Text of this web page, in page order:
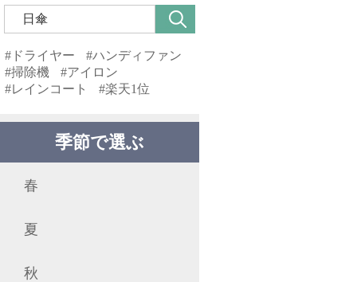
#ドライヤー
#ハンディファン
#掃除機
#アイロン
#レインコート
#楽天1位
季節で選ぶ
春
夏
秋